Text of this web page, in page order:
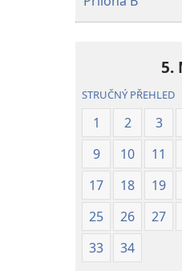
5.
STRUČNÝ PŘEHLED
1 2 3
9
10 11
17
18 19
25
26 27
33
34